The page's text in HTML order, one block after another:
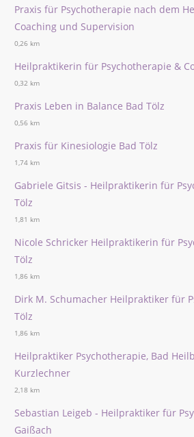
Praxis für Psychotherapie nach dem
Coaching und Supervision
0,26 km
Heilpraktikerin für Psychotherapie &
0,32 km
Praxis Leben in Balance Bad Tölz
0,56 km
Praxis für Kinesiologie Bad Tölz
1,74 km
Gabriele Gitsis - Heilpraktikerin für
Tölz
1,81 km
Nicole Schricker Heilpraktikerin für
Tölz
1,86 km
Dirk M. Schumacher Heilpraktiker für
Tölz
1,86 km
Heilpraktiker Psychotherapie, Bad
Kurzlechner
2,18 km
Sebastian Leigeb - Heilpraktiker für
Gaißach